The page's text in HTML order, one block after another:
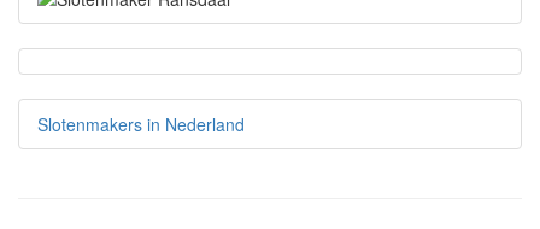
Slotenmakers in Nederland